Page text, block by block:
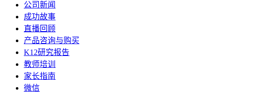
公司新闻
成功故事
直播回顾
产品咨询与购买
K12研究报告
教师培训
家长指南
微信